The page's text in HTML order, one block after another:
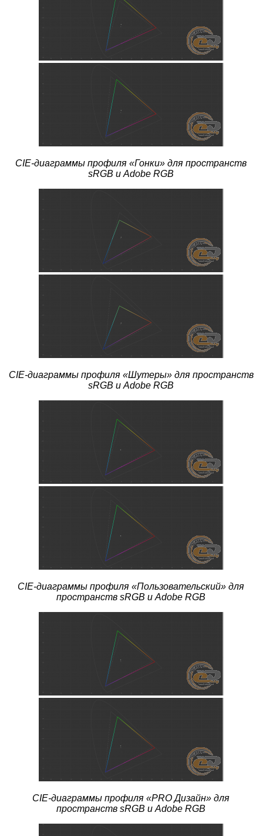
CIE-диаграммы профиля«Гонки» для пространств
sRGB и Adobe RGB
CIE-диаграммы профиля «Шутеры» для пространств
sRGB и Adobe RGB
CIE-диаграммы профиля«Пользовательский» для
пространств sRGB и Adobe RGB
CIE-диаграммы профиля«PRO Дизайн» для
пространств sRGB и Adobe RGB